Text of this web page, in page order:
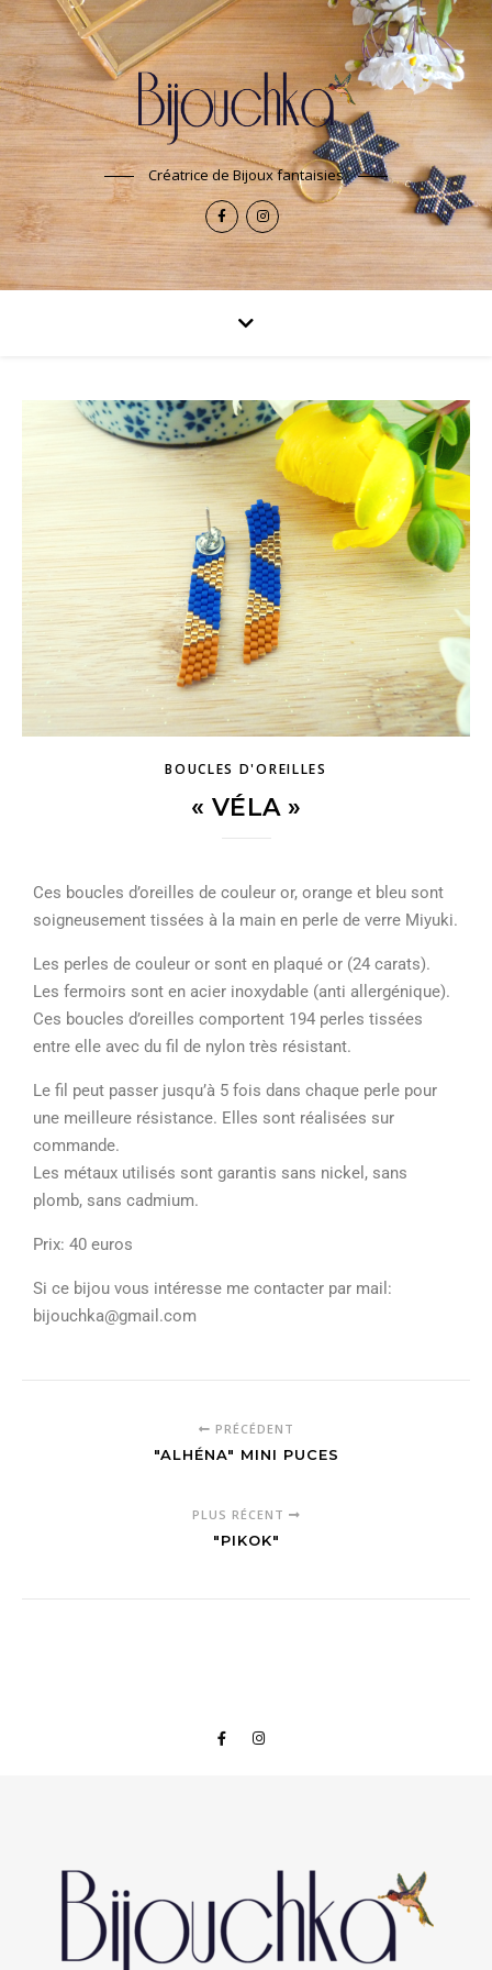
Créatrice de Bijoux fantaisies
BOUCLES D'OREILLES
« VÉLA »
Ces boucles d’oreilles de couleur or, orange et bleu sont
soigneusement tissées à la main en perle de verre Miyuki.
Les perles de couleur or sont en plaqué or (24 carats).
Les fermoirs sont en acier inoxydable (anti allergénique).
Ces boucles d’oreilles comportent 194 perles tissées
entre elle avec du fil de nylon très résistant.
Le fil peut passer jusqu’à 5 fois dans chaque perle pour
une meilleure résistance. Elles sont réalisées sur
commande.
Les métaux utilisés sont garantis sans nickel, sans
plomb, sans cadmium.
Prix: 40 euros
Si ce bijou vous intéresse me contacter par mail:
bijouchka@gmail.com
PRÉCÉDENT
"ALHÉNA" MINI PUCES
PLUS RÉCENT
"PIKOK"